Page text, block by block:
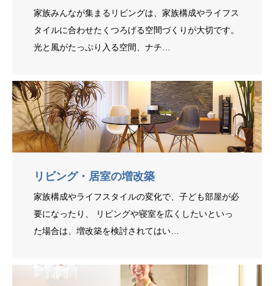
家族みんなが集まるリビングは、家族構成やライフス
タイルに合わせたくつろげる空間づくりが大切です。
光と風がたっぷり入る空間、ナチ…
リビング・居室の増改築
家族構成やライフスタイルの変化で、子ども部屋が必
要になったり、 リビングや寝室を広くしたいといっ
た場合は、増改築を検討されてはい…